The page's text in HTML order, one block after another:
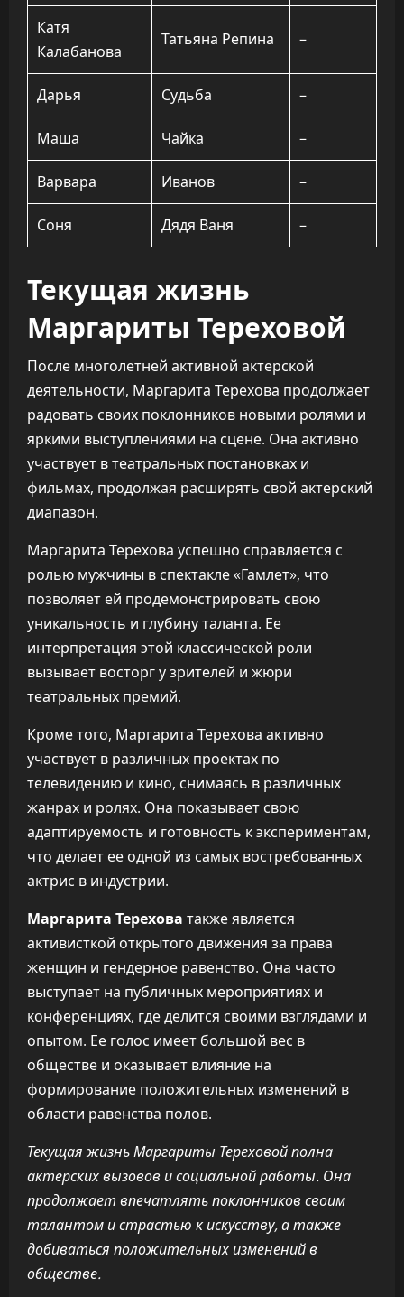
Катя
Калабанова
Татьяна Репина –
Дарья Судьба –
Маша Чайка –
Варвара Иванов –
Соня Дядя Ваня –
Текущая жизнь
Маргариты Тереховой
После многолетней активной актерской
деятельности, Маргарита Терехова продолжает
радовать своих поклонников новыми ролями и
яркими выступлениями на сцене. Она активно
участвует в театральных постановках и
фильмах, продолжая расширять свой актерский
диапазон.
Маргарита Терехова успешно справляется с
ролью мужчины в спектакле «Гамлет», что
позволяет ей продемонстрировать свою
уникальность и глубину таланта. Ее
интерпретация этой классической роли
вызывает восторг у зрителей и жюри
театральных премий.
Кроме того, Маргарита Терехова активно
участвует в различных проектах по
телевидению и кино, снимаясь в различных
жанрах и ролях. Она показывает свою
адаптируемость и готовность к экспериментам,
что делает ее одной из самых востребованных
актрис в индустрии.
Маргарита Терехова также является
активисткой открытого движения за права
женщин и гендерное равенство. Она часто
выступает на публичных мероприятиях и
конференциях, где делится своими взглядами и
опытом. Ее голос имеет большой вес в
обществе и оказывает влияние на
формирование положительных изменений в
области равенства полов.
Текущая жизнь Маргариты Тереховой полна
актерских вызовов и социальной работы. Она
продолжает впечатлять поклонников своим
талантом и страстью к искусству, а также
добиваться положительных изменений в
обществе.